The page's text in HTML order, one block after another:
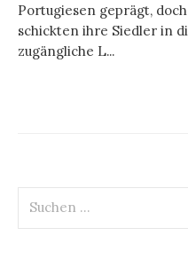
Portugiesen geprägt,
schickten ihre Siedler in
zugängliche L...
nach: